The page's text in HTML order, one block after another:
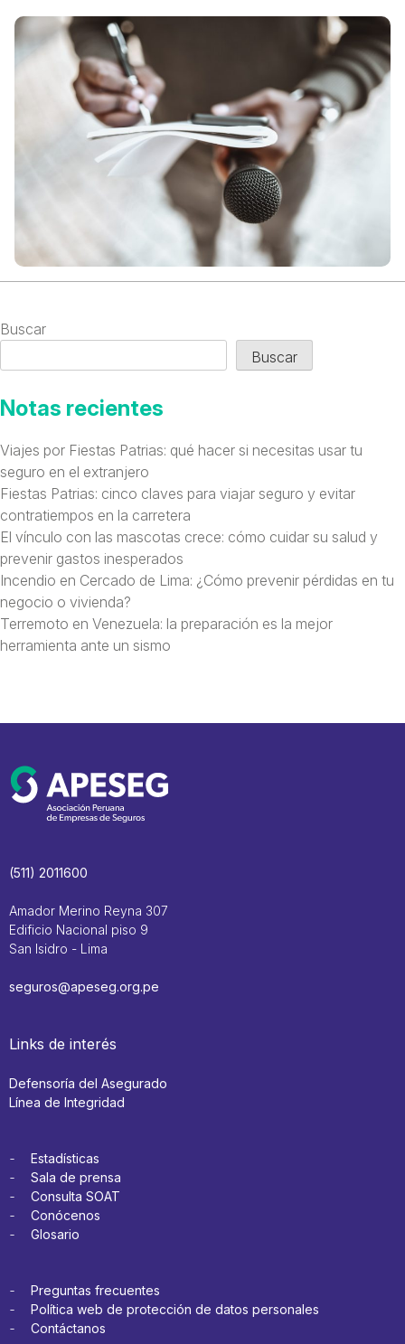
Buscar
Buscar
Notas recientes
Viajes por Fiestas Patrias: qué hacer si necesitas usar tu
seguro en el extranjero
Fiestas Patrias: cinco claves para viajar seguro y evitar
contratiempos en la carretera
El vínculo con las mascotas crece: cómo cuidar su salud y
prevenir gastos inesperados
Incendio en Cercado de Lima: ¿Cómo prevenir pérdidas en tu
negocio o vivienda?
Terremoto en Venezuela: la preparación es la mejor
herramienta ante un sismo
(511) 2011600
Amador Merino Reyna 307
Edificio Nacional piso 9
San Isidro - Lima
seguros@apeseg.org.pe
Links de interés
Defensoría del Asegurado
Línea de Integridad
Estadísticas
Sala de prensa
Consulta SOAT
Conócenos
Glosario
Preguntas frecuentes
Política web de protección de datos personales
Contáctanos